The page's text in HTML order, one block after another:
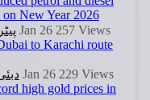
13 Jan 26 257 Views
12 Jan 26 229 Views